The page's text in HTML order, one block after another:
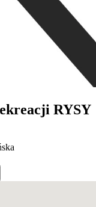
RYSY